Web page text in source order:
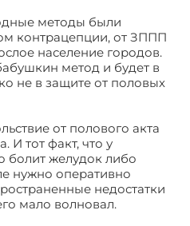
методы были
контрацепции, от ЗППП
население городов.
метод и будет в
не в защите от половых
от полового акта
И тот факт, что у
желудок либо
нужно оперативно
недостатки
мало волновал.